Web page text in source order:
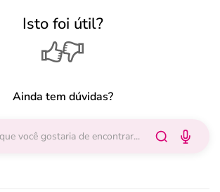
Isto foi útil?
Ainda tem dúvidas?